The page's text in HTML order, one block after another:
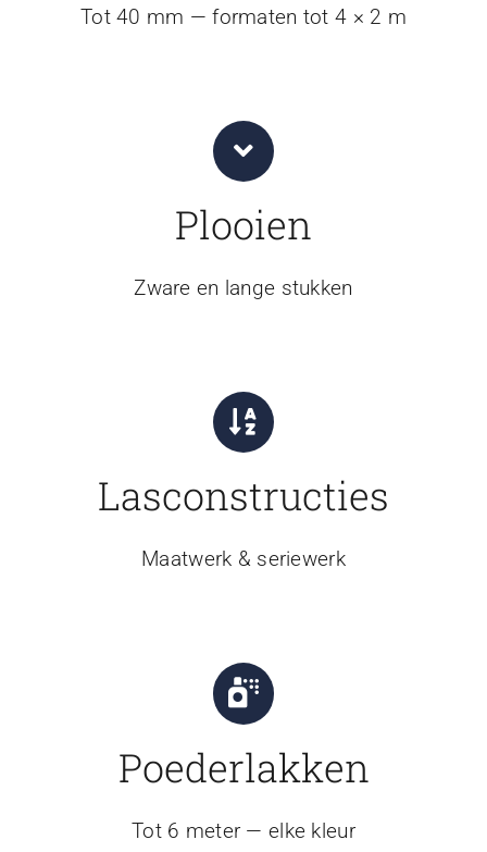
Tot 40 mm — formaten tot 4 × 2 m
Plooien
Zware en lange stukken
Lasconstructies
Maatwerk & seriewerk
Poederlakken
Tot 6 meter — elke kleur